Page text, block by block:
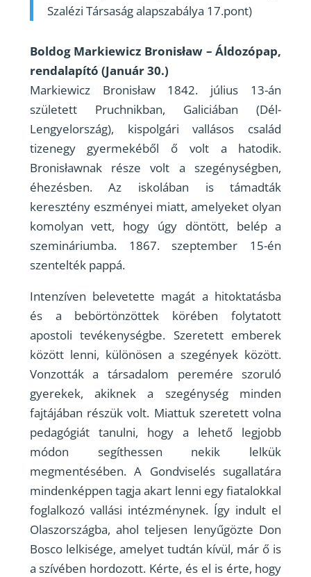
Szalézi Társaság alapszabálya 17.pont)
Boldog Markiewicz Bronisław – Áldozópap,
rendalapító (Január 30.)
Markiewicz Bronisław 1842. július 13-án
született Pruchnikban, Galiciában (Dél-
Lengyelország), kispolgári vallásos család
tizenegy gyermekéből ő volt a hatodik.
Bronisławnak része volt a szegénységben,
éhezésben. Az iskolában is támadták
keresztény eszményei miatt, amelyeket olyan
komolyan vett, hogy úgy döntött, belép a
szemináriumba. 1867. szeptember 15-én
szentelték pappá.
Intenzíven belevetette magát a hitoktatásba
és a bebörtönzöttek körében folytatott
apostoli tevékenységbe. Szeretett emberek
között lenni, különösen a szegények között.
Vonzották a társadalom peremére szoruló
gyerekek, akiknek a szegénység minden
fajtájában részük volt. Miattuk szeretett volna
pedagógiát tanulni, hogy a lehető legjobb
módon segíthessen nekik lelkük
megmentésében. A Gondviselés sugallatára
mindenképpen tagja akart lenni egy fiatalokkal
foglalkozó vallási intézménynek. Így indult el
Olaszországba, ahol teljesen lenyűgözte Don
Bosco lelkisége, amelyet tudtán kívül, már ő is
a szívében hordozott. Kérte, és el is érte, hogy